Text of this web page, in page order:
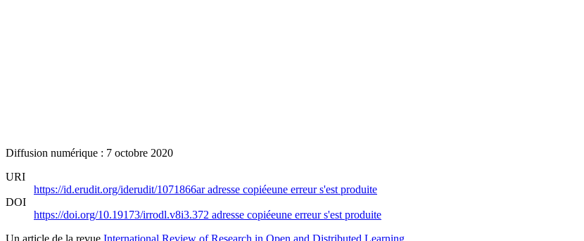
Diffusion numérique : 7 octobre 2020
URI
https://id.erudit.org/iderudit/1071866aradresse copiéeune erreur s'est produite
DOI
https://doi.org/10.19173/irrodl.v8i3.372 adresse copiéeune erreur s'est produite
Un article de la revue International Review of Research in Open and Distributed Learning